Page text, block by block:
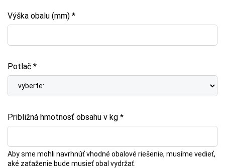
Výška obalu (mm) *
Potlač *
Približná hmotnosť obsahu v kg *
Aby sme mohli navrhnúť vhodné obalové riešenie, musíme vedieť,
aké zaťaženie bude musieť obal vydržať.